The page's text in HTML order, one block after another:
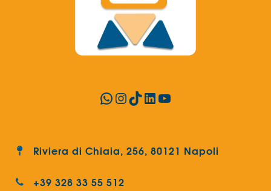
WhatsApp
Instagram
TikTok
LinkedIn
YouTube
Riviera di Chiaia, 256, 80121 Napoli
+39 328 33 55 512